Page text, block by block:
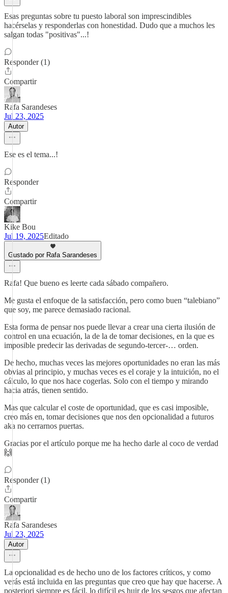
Esas preguntas sobre tu puesto laboral son imprescindibles
hacérselas y responderlas con honestidad. Dudo que a muchos les
salgan todas "positivas"...!
Responder (1)
Compartir
Rafa Sarandeses
Jul 23, 2025
Autor
Ese es el tema...!
Responder
Compartir
Kike Bou
Jul 19, 2025Editado
Gustado por Rafa Sarandeses
Rafa! Que bueno es leerte cada sábado compañero.
Me gusta el enfoque de la satisfacción, pero como buen “talebiano”
que soy, me parece demasiado racional.
Esta forma de pensar nos puede llevar a crear una cierta ilusión de
control en una ecuación, la de la de tomar decisiones, en la que es
imposible predecir las derivadas de segundo-tercer-… orden.
De hecho, muchas veces las mejores oportunidades no eran las más
obvias al principio, y muchas veces es el coraje y la intuición, no el
cálculo, lo que nos hace cogerlas. Solo con el tiempo y mirando
hacia atrás, tienen sentido.
Mas que calcular el coste de oportunidad, que es casi imposible,
creo más en, tomar decisiones que nos den opcionalidad a futuros
aka no cerrarnos puertas.
Gracias por el artículo porque me ha hecho darle al coco de verdad
🙌
Responder (1)
Compartir
Rafa Sarandeses
Jul 23, 2025
Autor
La opcionalidad es de hecho uno de los factores críticos, y como
verás está incluida en las preguntas que creo que hay que hacerse. A
posteriori siempre es fácil, lo difícil es huir de los sesgos que afectan